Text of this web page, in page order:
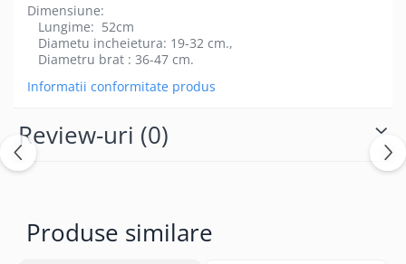
Dimensiune:
Lungime: 52cm
Diametu incheietura: 19-32 cm.,
Diametru brat : 36-47 cm.
Informatii conformitate produs
Review-uri (0)
Produse similare